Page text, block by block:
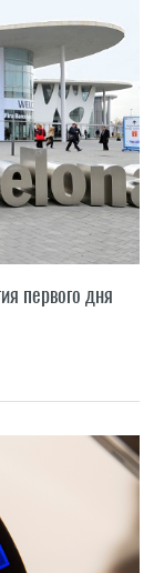
первого дня